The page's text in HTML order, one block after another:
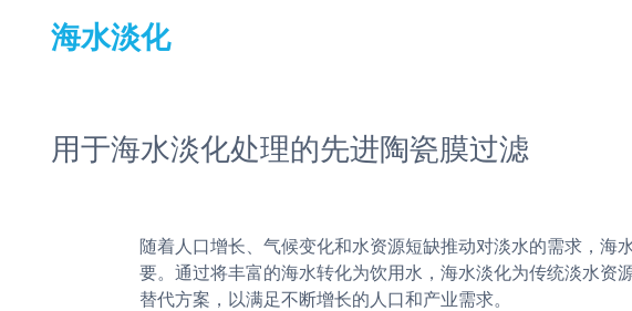
海水淡化
用于海水淡化处理的先进陶瓷膜过滤
随着人口增长、气候变化和水资源短缺推动对淡水的需求，海
要。通过将丰富的海水转化为饮用水，海水淡化为传统淡水资
替代方案，以满足不断增长的人口和产业需求。